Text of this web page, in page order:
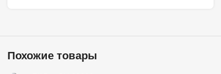
Похожие товары